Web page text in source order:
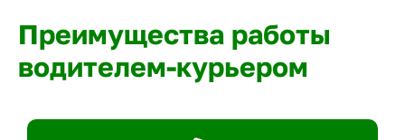
Преимущества работы
водителем-курьером